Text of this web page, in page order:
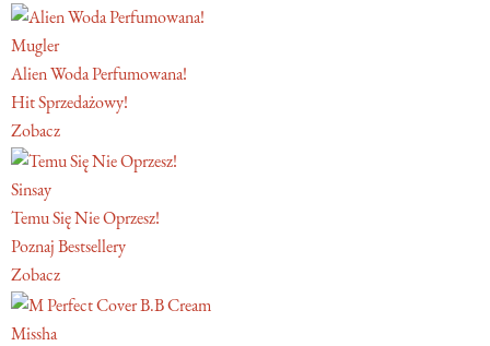
Mugler
Alien Woda Perfumowana!
Hit Sprzedażowy!
Zobacz
Sinsay
Temu Się Nie Oprzesz!
Poznaj Bestsellery
Zobacz
Missha